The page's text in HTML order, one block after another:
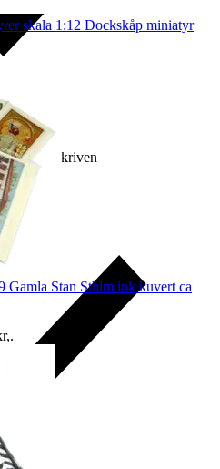
som beskriven
skala 1:12 Dockskåp miniatyr
Gamla Stan Sthlm ink kuvert ca
,.